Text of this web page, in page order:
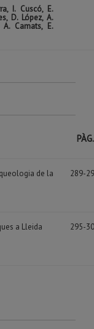
I. Cuscó, E.
D. López, A.
A. Camats, E.
PÀG.
de la
289-
a Lleida
295-